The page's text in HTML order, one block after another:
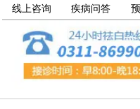
线上咨询 疾病问答